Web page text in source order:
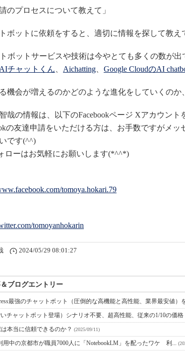
のプロセスについて教えて」
ボットに依頼をすると、適切に情報を探して教え
ボットサービスや技術は今やとても多くの数が出
チャットくん、 Aichatting、 Google CloudのAI
機会が増えるのかどのような進化をしていくのか
哉の情報は、以下のFacebookページ Xアカウント
の友達申請をいただける方は、お手数ですがメッ
です(^^)
ローはお気軽にお願いします(*^^*)
tomoya.hokari.79
tomoyanhokarin
2024/05/29 08:01:27
ブログエントリー
最強のチャットボット（圧倒的な高機能と高性能、業界最安値）
チャットボット登場）シナリオ不要、超高性能、従来の1/10の価格
本当に信頼できるのか？ (2025/09/11)
用中の京都市が職員7000人に「NotebookLM」を配ったワケ 利...